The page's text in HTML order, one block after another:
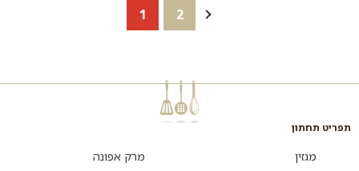
1 2
תפריט תחתון
מגזין
מרק אפונה